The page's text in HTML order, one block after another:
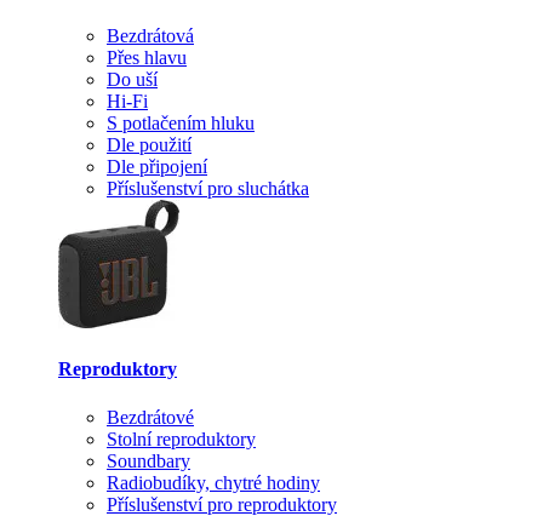
Bezdrátová
Přes hlavu
Do uší
Hi-Fi
S potlačením hluku
Dle použití
Dle připojení
Příslušenství pro sluchátka
Reproduktory
Bezdrátové
Stolní reproduktory
Soundbary
Radiobudíky, chytré hodiny
Příslušenství pro reproduktory